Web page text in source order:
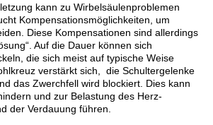
kann zu Wirbelsäulenproblemen
Kompensationsmöglichkeiten, um
Diese Kompensationen sind allerdings
Auf die Dauer können sich
die sich meist auf typische Weise
verstärkt sich, die Schultergelenke
das Zwerchfell wird blockiert. Dies kann
und zur Belastung des Herz-
der Verdauung führen.